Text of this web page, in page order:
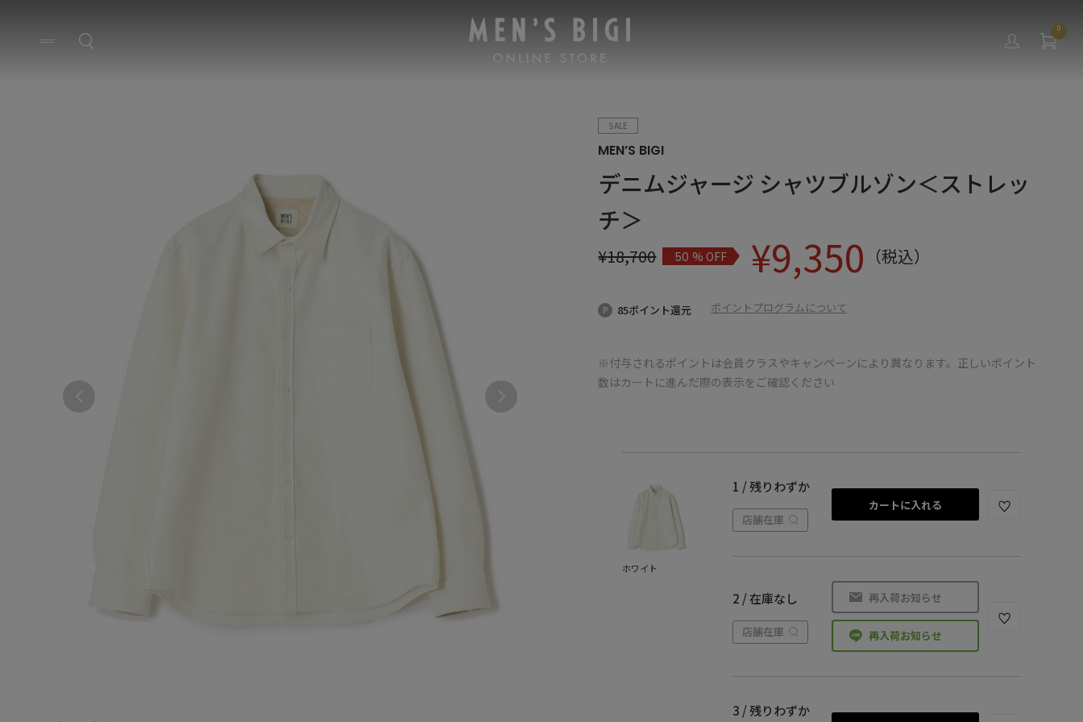
0
SALE
MEN’S BIGI
デニムジャージ シャツブルゾン＜ストレッ
チ＞
¥18,700 50% OFF ¥9,350 （税込）
85ポイント還元 ポイントプログラムについて
※付与されるポイントは会員クラスやキャンペーンにより異なります。正しいポイント
数はカートに進んだ際の表示をご確認ください
ホワイト
1 / 残りわずか
店舗在庫
カートに入れる
2 / 在庫なし
店舗在庫
再入荷お知らせ
再入荷お知らせ
3 / 残りわずか